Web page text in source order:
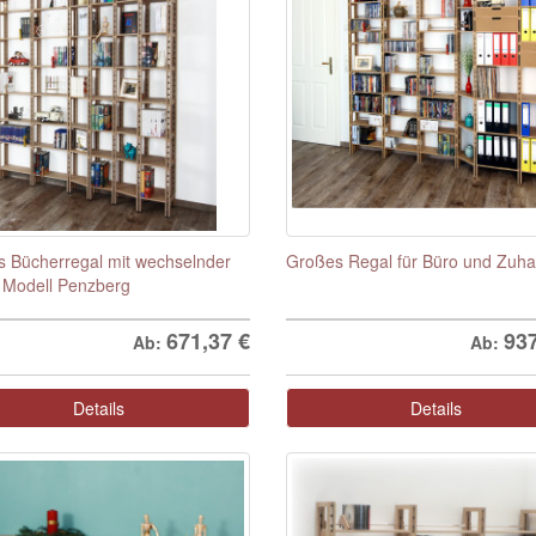
Bücherregal mit wechselnder
Penzberg
Ab: 671,37€
Details
Großes Regal für Büro und
Ab:
Details